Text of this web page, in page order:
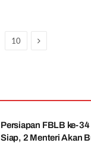
10 Next
Persiapan FBLB ke-
Siap, 2 Menteri Akan